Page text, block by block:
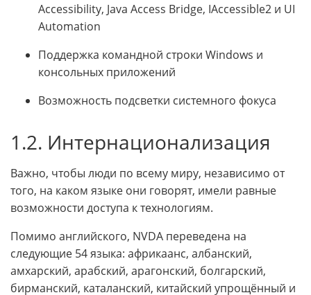
Accessibility, Java Access Bridge, IAccessible2 и UI
Automation
Поддержка командной строки Windows и
консольных приложений
Возможность подсветки системного фокуса
1.2. Интернационализация
Важно, чтобы люди по всему миру, независимо от
того, на каком языке они говорят, имели равные
возможности доступа к технологиям.
Помимо английского, NVDA переведена на
следующие 54 языка: африкаанс, албанский,
амхарский, арабский, арагонский, болгарский,
бирманский, каталанский, китайский упрощённый и